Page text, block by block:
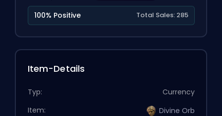
100% Positive Total Sales: 285
Item-Details
Typ:
Currency
Item:
Divine Orb